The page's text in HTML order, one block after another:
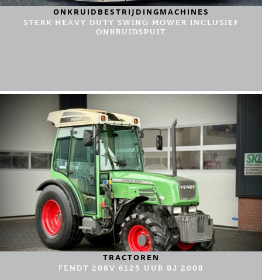
ONKRUIDBESTRIJDINGMACHINES
STERK HEAVY DUTY SWING MOWER INCLUSIEF
ONKRUIDSPUIT
TRACTOREN
FENDT 208V 6125 UUR BJ 2008